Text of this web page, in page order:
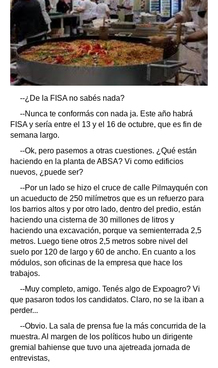
--¿De la FISA no sabés nada?
--Nunca te conformás con nada ja. Este año habrá
FISA y sería entre el 13 y el 16 de octubre, que es fin de
semana largo.
--Ok, pero pasemos a otras cuestiones. ¿Qué están
haciendo en la planta de ABSA? Vi como edificios
nuevos, ¿puede ser?
--Por un lado se hizo el cruce de calle Pilmayquén con
un acueducto de 250 milímetros que es un refuerzo para
los barrios altos y por otro lado, dentro del predio, están
haciendo una cisterna de 30 millones de litros y
haciendo una excavación, porque va semienterrada 2,5
metros. Luego tiene otros 2,5 metros sobre nivel del
suelo por 120 de largo y 60 de ancho. En cuanto a los
módulos, son oficinas de la empresa que hace los
trabajos.
--Muy completo, amigo. Tenés algo de Expoagro? Vi
que pasaron todos los candidatos. Claro, no se la iban a
perder...
--Obvio. La sala de prensa fue la más concurrida de la
muestra. Al margen de los políticos hubo un dirigente
gremial bahiense que tuvo una ajetreada jornada de
entrevistas,